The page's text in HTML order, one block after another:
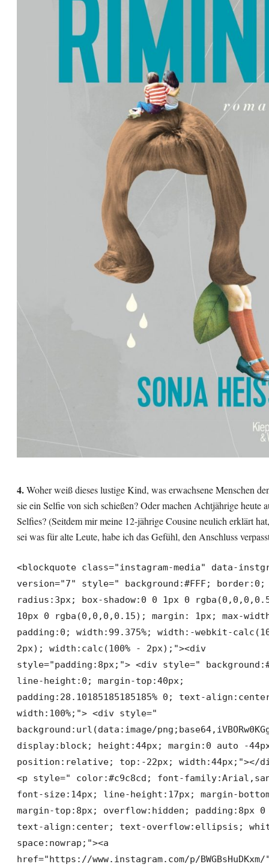
4.Woher weiß dieses lustige Kind, was erwachsene Menschen
sie ein Selfie von sich schießen? Oder machen Achtjährige heute
Selfies? (Seitdem mir meine 12-jährige Cousine neulich erklärt
sei was für alte Leute, habe ich das Gefühl, den Anschluss
<blockquote class="instagram-media" data-
version="7" style=" background:#FFF;
radius:3px; box-shadow:0 0 1px 0
10px 0 rgba(0,0,0,0.15); margin: 1px; max-
padding:0; width:99.375%; width:-webkit-
2px); width:calc(100% - 2px);"><div
style="padding:8px;"> <div style="
line-height:0; margin-top:40px;
padding:28.10185185185185% 0; text-
width:100%;"> <div style="
background:url(data:image/
display:block; height:44px; margin:0 auto -
position:relative; top:-22px; width:44px;"></
<p style=" color:#c9c8cd; font-
font-size:14px; line-height:17px; margin-
margin-top:8px; overflow:hidden; padding:8px 0
text-align:center; text-overflow:ellipsis;
space:nowrap;"><a
href="https://www.instagram.com/p/